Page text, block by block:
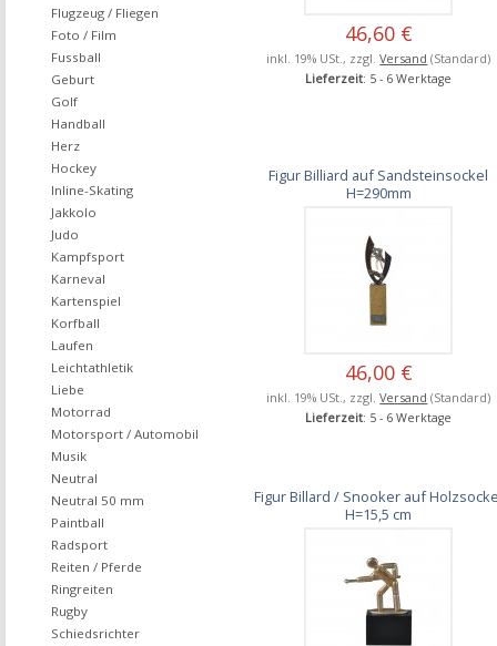
46,60 €
inkl. 19% USt., zzgl.Versand (Standard)
Lieferzeit: 5 - 6 Werktage
Figur Billiard auf Sandsteinsockel
H=290mm
46,00 €
inkl. 19% USt., zzgl.Versand (Standard)
Lieferzeit: 5 - 6 Werktage
Figur Billard / Snooker auf
H=15,5 cm
Flugzeug / Fliegen
Foto / Film
Fussball
Geburt
Golf
Handball
Herz
Hockey
Inline-Skating
Jakkolo
Judo
Kampfsport
Karneval
Kartenspiel
Korfball
Laufen
Leichtathletik
Liebe
Motorrad
Motorsport / Automobil
Musik
Neutral
Neutral 50 mm
Paintball
Radsport
Reiten / Pferde
Ringreiten
Rugby
Schiedsrichter